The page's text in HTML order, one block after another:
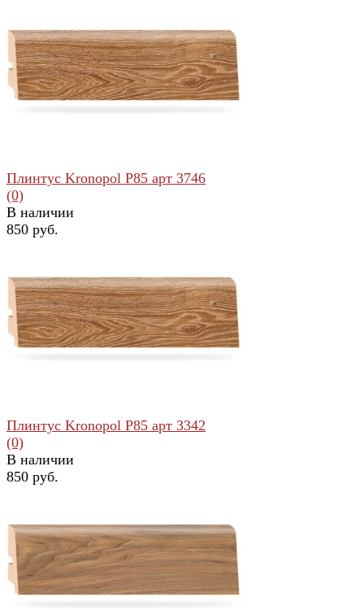
избранное сравнить
избранное сравнить
Плинтус Kronopol Р85 арт 3746
(0)
В наличии
850 руб.
избранное сравнить
Плинтус Kronopol Р85 арт 3342
(0)
В наличии
850 руб.